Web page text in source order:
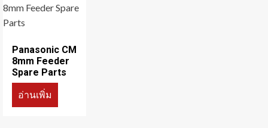
Panasonic CM
8mm Feeder
Spare Parts
อ่านเพิ่ม